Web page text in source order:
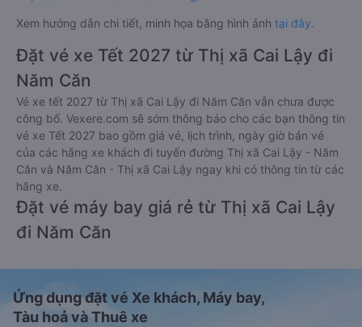
Xem hướng dẫn chi tiết, minh họa bằng hình ảnh tại đây.
Đặt vé xe Tết 2027 từ Thị xã Cai Lậy đi
Năm Căn
Vé xe tết 2027 từ Thị xã Cai Lậy đi Năm Căn vẫn chưa được
công bố. Vexere.com sẽ sớm thông báo cho các bạn thông tin
vé xe Tết 2027 bao gồm giá vé, lịch trình, ngày giờ bán vé
của các hãng xe khách đi tuyến đường Thị xã Cai Lậy - Năm
Căn và Năm Căn - Thị xã Cai Lậy ngay khi có thông tin từ các
hãng xe.
Đặt vé máy bay giá rẻ từ Thị xã Cai Lậy
đi Năm Căn
Ứng dụng đặt vé Xe khách, Máy bay,
Tàu hoả và Thuê xe